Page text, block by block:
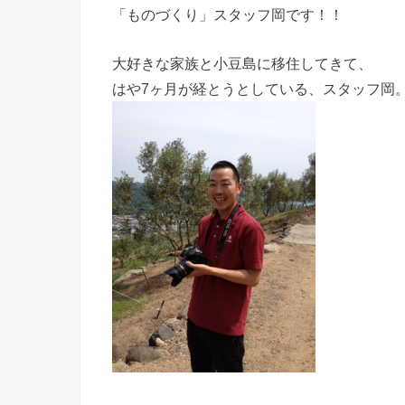
「ものづくり」スタッフ岡です！！
大好きな家族と小豆島に移住してきて、
はや7ヶ月が経とうとしている、スタッフ岡